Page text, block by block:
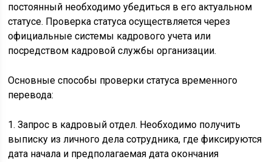
постоянный необходимо убедиться в его актуальном
статусе. Проверка статуса осуществляется через
официальные системы кадрового учета или
посредством кадровой службы организации.
Основные способы проверки статуса временного
перевода:
1. Запрос в кадровый отдел. Необходимо получить
выписку из личного дела сотрудника, где фиксируются
дата начала и предполагаемая дата окончания